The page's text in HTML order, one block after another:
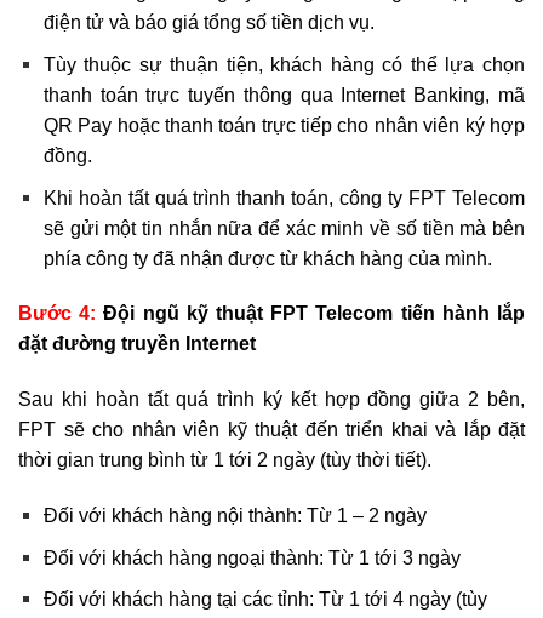
điện tử và báo giá tổng số tiền dịch vụ.
Tùy thuộc sự thuận tiện, khách hàng có thể lựa chọn
thanh toán trực tuyến thông qua Internet Banking, mã
QR Pay hoặc thanh toán trực tiếp cho nhân viên ký hợp
đồng.
Khi hoàn tất quá trình thanh toán, công ty FPT Telecom
sẽ gửi một tin nhắn nữa để xác minh về số tiền mà bên
phía công ty đã nhận được từ khách hàng của mình.
Bước 4: Đội ngũ kỹ thuật FPT Telecom tiến hành lắp
đặt đường truyền Internet
Sau khi hoàn tất quá trình ký kết hợp đồng giữa 2 bên,
FPT sẽ cho nhân viên kỹ thuật đến triển khai và lắp đặt
thời gian trung bình từ 1 tới 2 ngày (tùy thời tiết).
Đối với khách hàng nội thành: Từ 1 – 2 ngày
Đối với khách hàng ngoại thành: Từ 1 tới 3 ngày
Đối với khách hàng tại các tỉnh: Từ 1 tới 4 ngày (tùy